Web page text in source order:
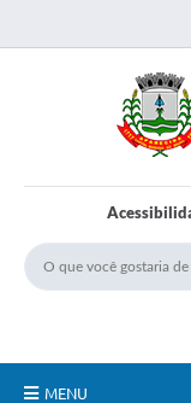
MENU